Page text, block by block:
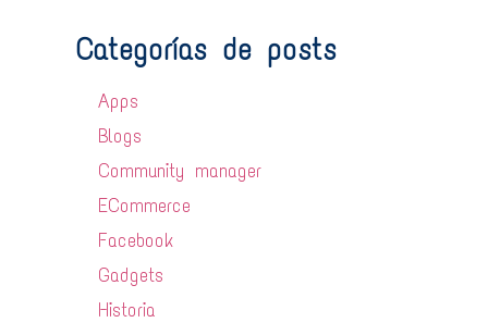
Categorías de posts
Apps
Blogs
Community manager
ECommerce
Facebook
Gadgets
Historia